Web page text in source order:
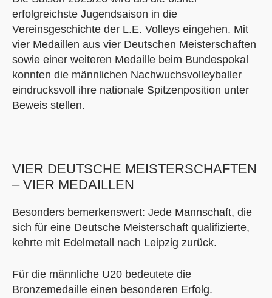
erfolgreichste Jugendsaison in die
Vereinsgeschichte der L.E. Volleys eingehen. Mit
vier Medaillen aus vier Deutschen Meisterschaften
sowie einer weiteren Medaille beim Bundespokal
konnten die männlichen Nachwuchsvolleyballer
eindrucksvoll ihre nationale Spitzenposition unter
Beweis stellen.
VIER DEUTSCHE MEISTERSCHAFTEN
– VIER MEDAILLEN
Besonders bemerkenswert: Jede Mannschaft, die
sich für eine Deutsche Meisterschaft qualifizierte,
kehrte mit Edelmetall nach Leipzig zurück.
Für die männliche U20 bedeutete die
Bronzemedaille einen besonderen Erfolg.